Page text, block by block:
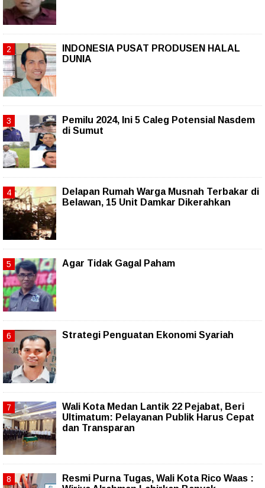
INDONESIA PUSAT PRODUSEN HALAL
DUNIA
Pemilu 2024, Ini 5 Caleg Potensial Nasdem
di Sumut
Delapan Rumah Warga Musnah Terbakar di
Belawan, 15 Unit Damkar Dikerahkan
Agar Tidak Gagal Paham
Strategi Penguatan Ekonomi Syariah
Wali Kota Medan Lantik 22 Pejabat, Beri
Ultimatum: Pelayanan Publik Harus Cepat
dan Transparan
Resmi Purna Tugas, Wali Kota Rico Waas :